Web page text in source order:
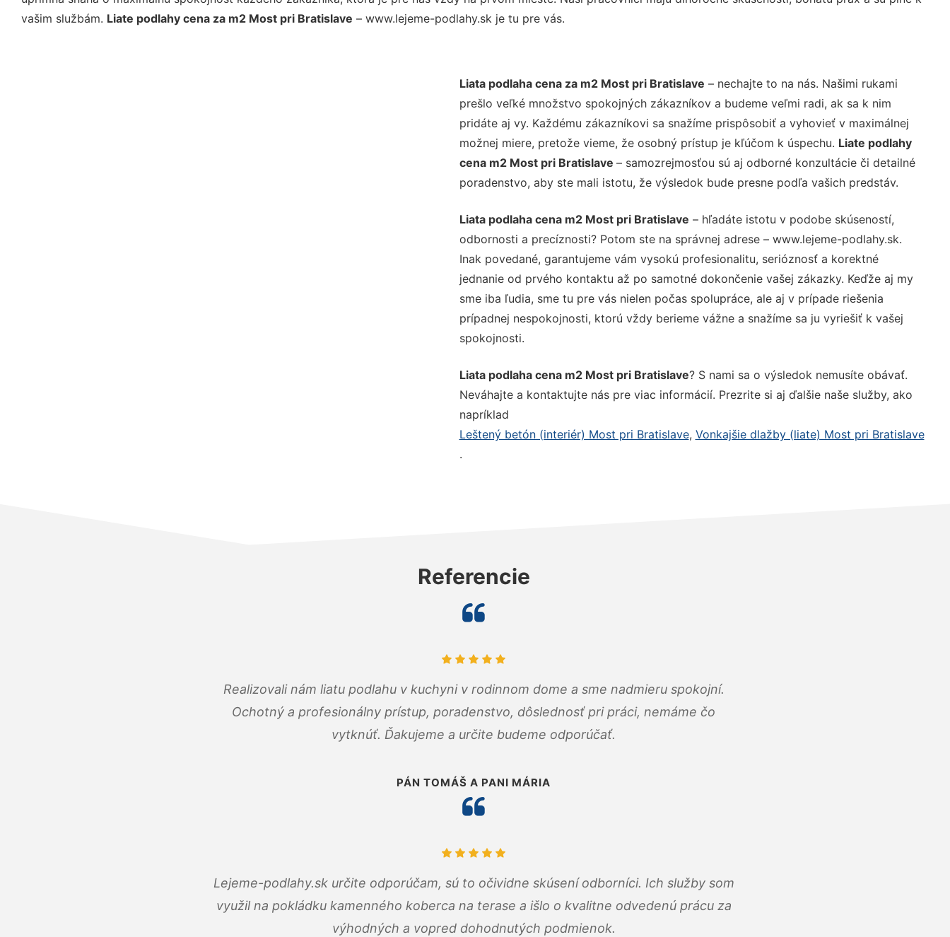
vašim službám. Liate podlahy cena za m2 Most pri Bratislave – www.lejeme-podlahy.sk je tu pre vás.
Liata podlaha cena za m2 Most pri Bratislave – nechajte to na nás. Našimi rukami
prešlo veľké množstvo spokojných zákazníkov a budeme veľmi radi, ak sa k nim
pridáte aj vy. Každému zákazníkovi sa snažíme prispôsobiť a vyhovieť v maximálnej
možnej miere, pretože vieme, že osobný prístup je kľúčom k úspechu. Liate podlahy
cena m2 Most pri Bratislave – samozrejmosťou sú aj odborné konzultácie či detailné
poradenstvo, aby ste mali istotu, že výsledok bude presne podľa vašich predstáv.
Liata podlaha cena m2 Most pri Bratislave – hľadáte istotu v podobe skúseností,
odbornosti a precíznosti? Potom ste na správnej adrese – www.lejeme-podlahy.sk.
Inak povedané, garantujeme vám vysokú profesionalitu, serióznosť a korektné
jednanie od prvého kontaktu až po samotné dokončenie vašej zákazky. Keďže aj my
sme iba ľudia, sme tu pre vás nielen počas spolupráce, ale aj v prípade riešenia
prípadnej nespokojnosti, ktorú vždy berieme vážne a snažíme sa ju vyriešiť k vašej
spokojnosti.
Liata podlaha cena m2 Most pri Bratislave? S nami sa o výsledok nemusíte obávať.
Neváhajte a kontaktujte nás pre viac informácií. Prezrite si aj ďalšie naše služby, ako
napríklad
Leštený betón (interiér) Most pri Bratislave, Vonkajšie dlažby (liate) Most pri Bratislave
.
Referencie
Realizovali nám liatu podlahu v kuchyni v rodinnom dome a sme nadmieru spokojní.
Ochotný a profesionálny prístup, poradenstvo, dôslednosť pri práci, nemáme čo
vytknúť. Ďakujeme a určite budeme odporúčať.
PÁN TOMÁŠ A PANI MÁRIA
Lejeme-podlahy.sk určite odporúčam, sú to očividne skúsení odborníci. Ich služby som
využil na pokládku kamenného koberca na terase a išlo o kvalitne odvedenú prácu za
výhodných a vopred dohodnutých podmienok.